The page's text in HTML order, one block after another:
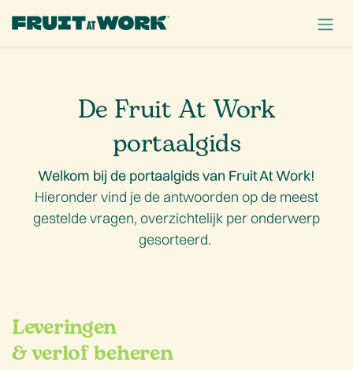
De Fruit At Work
portaalgids
Welkom bij de portaalgids van Fruit At Work!
Hieronder vind je de antwoorden op de meest
gestelde vragen, overzichtelijk per onderwerp
gesorteerd.
Leveringen
& verlof beheren